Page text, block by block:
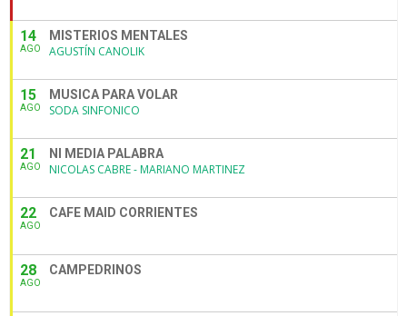
14
AGO
MISTERIOS MENTALES
AGUSTÍN CANOLIK
15
AGO
MUSICA PARA VOLAR
SODA SINFONICO
21
AGO
NI MEDIA PALABRA
NICOLAS CABRE - MARIANO MARTINEZ
22
AGO
CAFE MAID CORRIENTES
28
AGO
CAMPEDRINOS